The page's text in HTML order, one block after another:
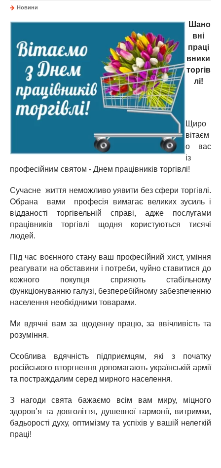
Новини
Шано
вні
праці
вники
торгів
лі!
Щиро
вітаєм
о вас
із
професійним святом - Днем працівників торгівлі!
Сучасне життя неможливо уявити без сфери торгівлі.
Обрана вами професія вимагає великих зусиль і
відданості торгівельній справі, адже послугами
працівників торгівлі щодня користуються тисячі
людей.
Під час воєнного стану ваш професійний хист, уміння
реагувати на обставини і потреби, чуйно ставитися до
кожного покупця сприяють стабільному
функціонуванню галузі, безперебійному забезпеченню
населення необхідними товарами.
Ми вдячні вам за щоденну працю, за ввічливість та
розуміння.
Особлива вдячність підприємцям, які з початку
російського вторгнення допомагають українській армії
та постраждалим серед мирного населення.
З нагоди свята бажаємо всім вам миру, міцного
здоров’я та довголіття, душевної гармонії, витримки,
бадьорості духу, оптимізму та успіхів у вашій нелегкій
праці!